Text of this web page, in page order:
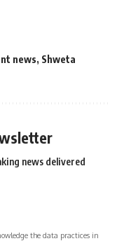
news, Shweta
news delivered
the data practices in